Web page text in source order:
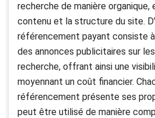
recherche de manière organique,
contenu et la structure du site.
référencement payant consiste
des annonces publicitaires sur
recherche, offrant ainsi une
moyennant un coût financier.
référencement présente ses
peut être utilisé de manière